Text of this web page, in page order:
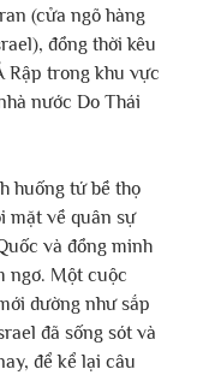
(cửa ngõ hàng
đồng thời kêu
Rập trong khu vực
nước Do Thái
huống tứ bề thọ
mặt về quân sự
và đồng minh
ngơ. Một cuộc
dường như sắp
đã sống sót và
để kể lại câu